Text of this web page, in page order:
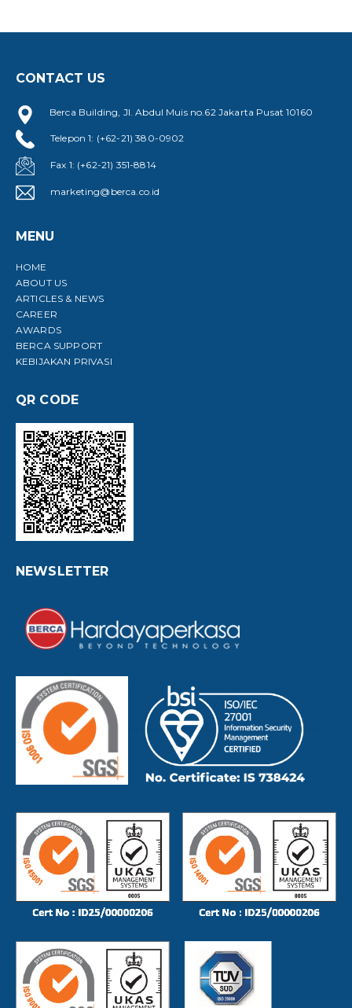
CONTACT US
Berca Building, Jl. Abdul Muis no.62 Jakarta Pusat 10160
Telepon 1: (+62-21) 380-0902
Fax 1: (+62-21) 351-8814
marketing@berca.co.id
MENU
HOME
ABOUT US
ARTICLES & NEWS
CAREER
AWARDS
BERCA SUPPORT
KEBIJAKAN PRIVASI
QR CODE
NEWSLETTER